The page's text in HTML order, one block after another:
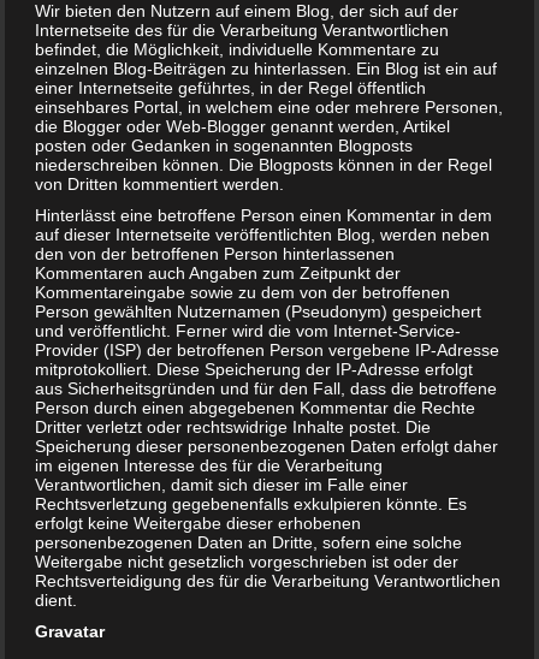
Der erste Zahn
Risikoschwangerschaft – was ist das?
Wir bieten den Nutzern auf einem Blog, der sich auf der
Internetseite des für die Verarbeitung Verantwortlichen
befindet, die Möglichkeit, individuelle Kommentare zu
einzelnen Blog-Beiträgen zu hinterlassen. Ein Blog ist ein auf
einer Internetseite geführtes, in der Regel öffentlich
einsehbares Portal, in welchem eine oder mehrere Personen,
die Blogger oder Web-Blogger genannt werden, Artikel
posten oder Gedanken in sogenannten Blogposts
niederschreiben können. Die Blogposts können in der Regel
von Dritten kommentiert werden.
Hinterlässt eine betroffene Person einen Kommentar in dem
auf dieser Internetseite veröffentlichten Blog, werden neben
den von der betroffenen Person hinterlassenen
Kommentaren auch Angaben zum Zeitpunkt der
Kommentareingabe sowie zu dem von der betroffenen
Person gewählten Nutzernamen (Pseudonym) gespeichert
und veröffentlicht. Ferner wird die vom Internet-Service-
Provider (ISP) der betroffenen Person vergebene IP-Adresse
mitprotokolliert. Diese Speicherung der IP-Adresse erfolgt
aus Sicherheitsgründen und für den Fall, dass die betroffene
Person durch einen abgegebenen Kommentar die Rechte
Dritter verletzt oder rechtswidrige Inhalte postet. Die
Speicherung dieser personenbezogenen Daten erfolgt daher
im eigenen Interesse des für die Verarbeitung
Verantwortlichen, damit sich dieser im Falle einer
Rechtsverletzung gegebenenfalls exkulpieren könnte. Es
erfolgt keine Weitergabe dieser erhobenen
personenbezogenen Daten an Dritte, sofern eine solche
Weitergabe nicht gesetzlich vorgeschrieben ist oder der
Rechtsverteidigung des für die Verarbeitung Verantwortlichen
dient.
Gravatar